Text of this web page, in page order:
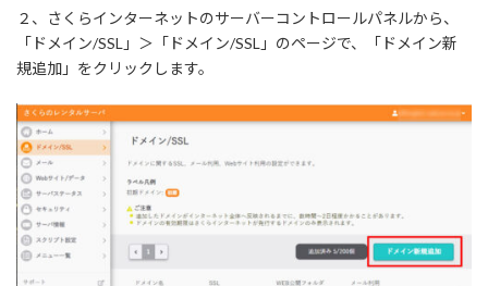
２、さくらインターネットのサーバーコントロールパネルから、
「ドメイン/SSL」＞「ドメイン/SSL」のページで、「ドメイン新
規追加」をクリックします。